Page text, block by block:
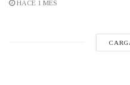
HACE 1 MES